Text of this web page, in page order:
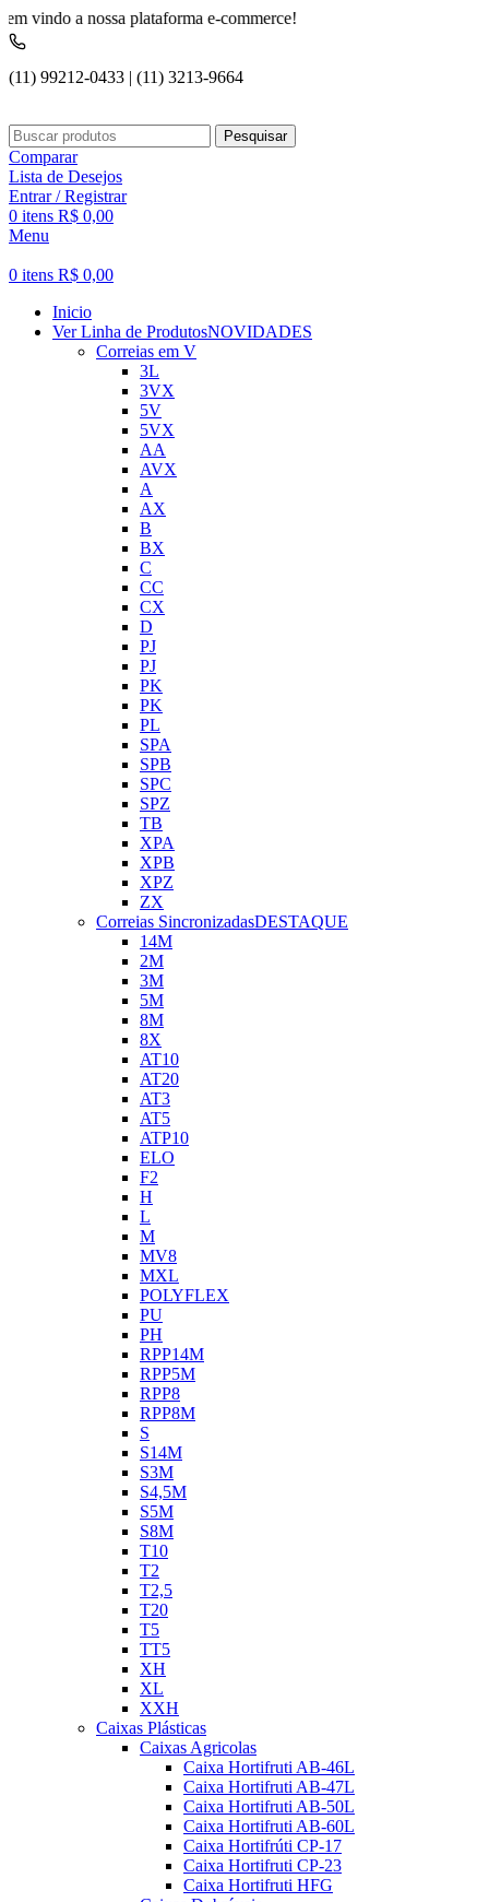
a nossa plataforma e-commerce!
(11) 99212-0433 | (11) 3213-9664
Pesquisar
Comparar
Lista de Desejos
Entrar / Registrar
0 itens R$ 0,00
Menu
0 itens R$ 0,00
Inicio
Ver Linha de ProdutosNOVIDADES
Correias em V
3L
3VX
5V
5VX
AA
AVX
A
AX
B
BX
C
CC
CX
D
PJ
PJ
PK
PK
PL
SPA
SPB
SPC
SPZ
TB
XPA
XPB
XPZ
ZX
Correias SincronizadasDESTAQUE
14M
2M
3M
5M
8M
8X
AT10
AT20
AT3
AT5
ATP10
ELO
F2
H
L
M
MV8
MXL
POLYFLEX
PU
PH
RPP14M
RPP5M
RPP8
RPP8M
S
S14M
S3M
S4,5M
S5M
S8M
T10
T2
T2,5
T20
T5
TT5
XH
XL
XXH
Caixas Plásticas
Caixas Agricolas
Caixa Hortifruti AB-46L
Caixa Hortifruti AB-47L
Caixa Hortifruti AB-50L
Caixa Hortifruti AB-60L
Caixa Hortifrúti CP-17
Caixa Hortifruti CP-23
Caixa Hortifruti HFG